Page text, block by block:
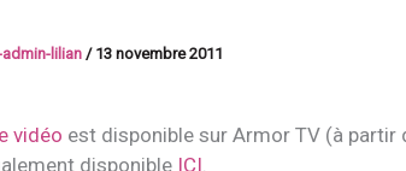
lilian/ 13 novembre 2011
vidéo est disponible sur Armor TV (à partir
disponible ICI.